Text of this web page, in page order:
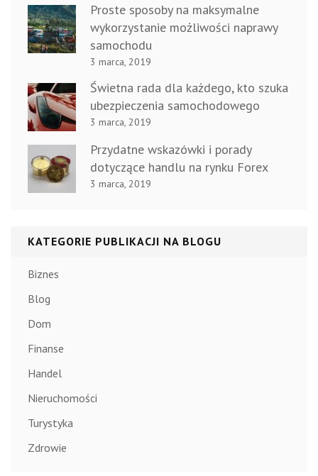
Proste sposoby na maksymalne
wykorzystanie możliwości naprawy
samochodu
3 marca, 2019
Świetna rada dla każdego, kto szuka
ubezpieczenia samochodowego
3 marca, 2019
Przydatne wskazówki i porady
dotyczące handlu na rynku Forex
3 marca, 2019
KATEGORIE PUBLIKACJI NA BLOGU
Biznes
Blog
Dom
Finanse
Handel
Nieruchomości
Turystyka
Zdrowie